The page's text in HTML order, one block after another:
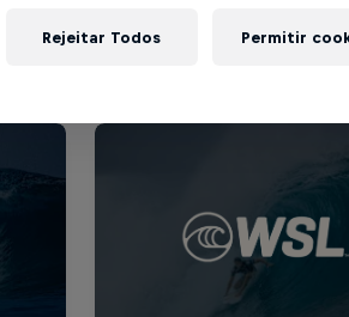
Rejeitar Todos Permitir